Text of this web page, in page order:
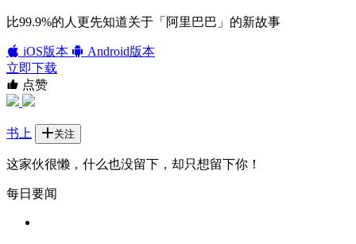
比99.9%的人更先知道关于「阿里巴巴」的新故事
iOS版本
Android版本
立即下载
点赞
书上 关注
这家伙很懒，什么也没留下，却只想留下你！
每日要闻